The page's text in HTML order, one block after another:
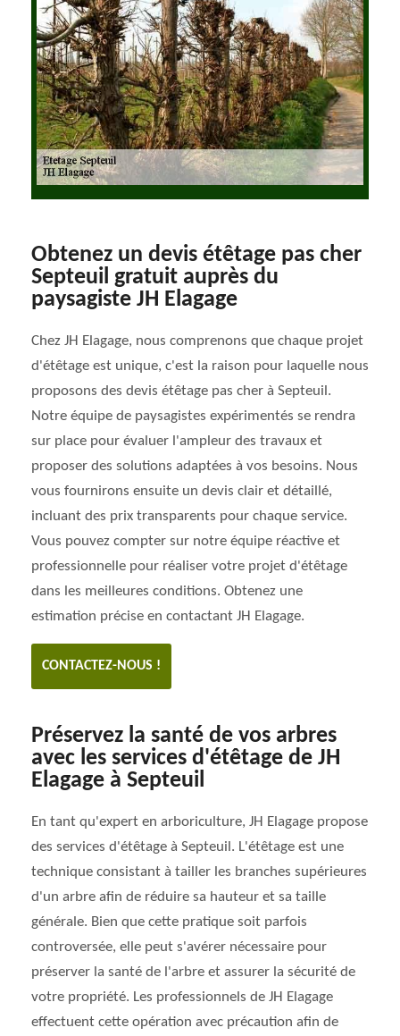
Obtenez un devis étêtage pas cher
Septeuil gratuit auprès du
paysagiste JH Elagage
Chez JH Elagage, nous comprenons que chaque projet
d'étêtage est unique, c'est la raison pour laquelle nous
proposons des devis étêtage pas cher à Septeuil.
Notre équipe de paysagistes expérimentés se rendra
sur place pour évaluer l'ampleur des travaux et
proposer des solutions adaptées à vos besoins. Nous
vous fournirons ensuite un devis clair et détaillé,
incluant des prix transparents pour chaque service.
Vous pouvez compter sur notre équipe réactive et
professionnelle pour réaliser votre projet d'étêtage
dans les meilleures conditions. Obtenez une
estimation précise en contactant JH Elagage.
CONTACTEZ-NOUS !
Préservez la santé de vos arbres
avec les services d'étêtage de JH
Elagage à Septeuil
En tant qu'expert en arboriculture, JH Elagage propose
des services d'étêtage à Septeuil. L'étêtage est une
technique consistant à tailler les branches supérieures
d'un arbre afin de réduire sa hauteur et sa taille
générale. Bien que cette pratique soit parfois
controversée, elle peut s'avérer nécessaire pour
préserver la santé de l'arbre et assurer la sécurité de
votre propriété. Les professionnels de JH Elagage
effectuent cette opération avec précaution afin de